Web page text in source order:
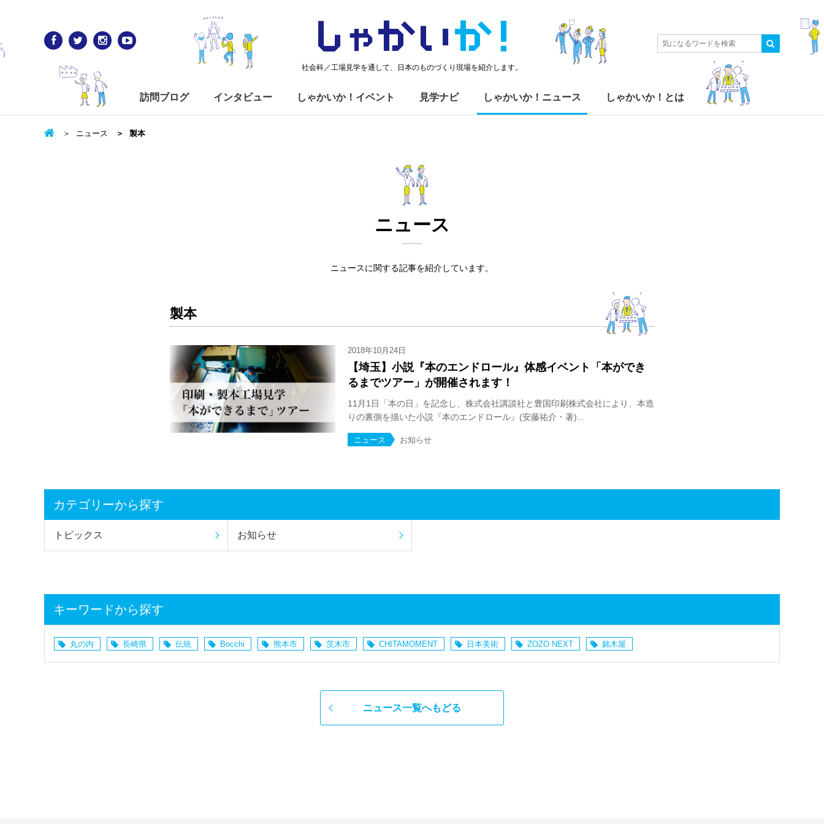
しゃかいか！
社会科／工場見学を通して、日本のものづくり現場を紹介します。
訪問ブログ インタビュー しゃかいか！イベント 見学ナビ しゃかいか！ニュース しゃかいか！とは
ニュース 製本
ニュース
ニュースに関する記事を紹介しています。
製本
2018年10月24日
【埼玉】小説『本のエンドロール』体感イベント「本ができ
るまでツアー」が開催されます！
11月1日「本の日」を記念し、株式会社講談社と豊国印刷株式会社により、本造
りの裏側を描いた小説『本のエンドロール』(安藤祐介・著)...
ニュース お知らせ
カテゴリーから探す
トピックス お知らせ
キーワードから探す
丸の内 長崎県 伝統 Bocchi 熊本市 茨木市 CHITAMOMENT 日本美術 ZOZO NEXT 銘木屋
ニュース一覧へもどる